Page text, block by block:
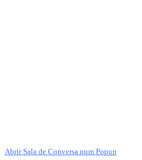
Abrir Sala de Conversa num Popup